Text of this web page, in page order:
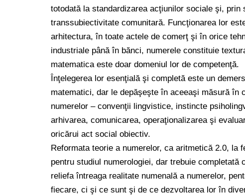
totodată la standardizarea acţiunilor sociale şi,
transsubiectivitate comunitară. Funcţionarea lor
arhitectura, în toate actele de comerţ şi în orice
industriale până în bănci, numerele constituie
matematica este doar domeniul lor de competenţă.
Înţelegerea lor esenţială şi completă este un
matematici, dar le depăşeşte în aceeaşi măsură
numerelor – convenţii lingvistice, instincte
arhivarea, comunicarea, operaţionalizarea şi
oricărui act social obiectiv.
Reformata teorie a numerelor, ca aritmetică 2.0, la
pentru studiul numerologiei, dar trebuie
reliefa întreaga realitate numenală a numerelor,
fiecare, ci şi ce sunt şi de ce dezvoltarea lor în